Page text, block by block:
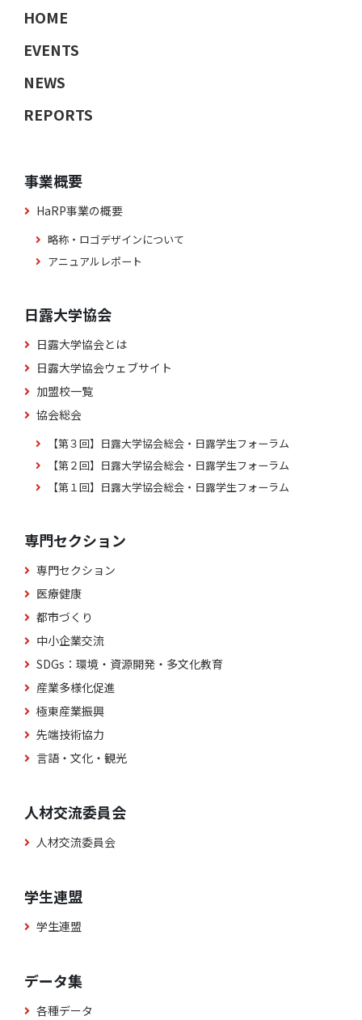
HOME
EVENTS
NEWS
REPORTS
事業概要
HaRP事業の概要
略称・ロゴデザインについて
アニュアルレポート
日露大学協会
日露大学協会とは
日露大学協会ウェブサイト
加盟校一覧
協会総会
【第３回】日露大学協会総会・日露学生フォーラム
【第２回】日露大学協会総会・日露学生フォーラム
【第１回】日露大学協会総会・日露学生フォーラム
専門セクション
専門セクション
医療健康
都市づくり
中小企業交流
SDGs：環境・資源開発・多文化教育
産業多様化促進
極東産業振興
先端技術協力
言語・文化・観光
人材交流委員会
人材交流委員会
学生連盟
学生連盟
データ集
各種データ